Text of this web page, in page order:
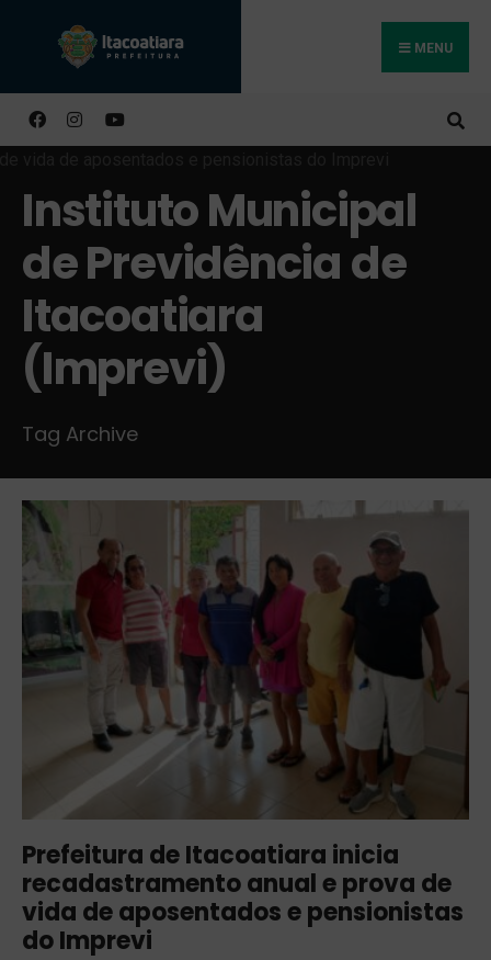
MENU
Instituto Municipal
de Previdência de
Itacoatiara
(Imprevi)
Tag Archive
Prefeitura de Itacoatiara inicia
recadastramento anual e prova de
vida de aposentados e pensionistas
do Imprevi
Buscar